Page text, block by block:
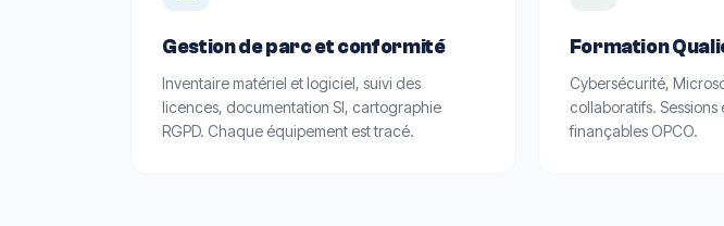
Gestion de parc et conformité
Inventaire matériel et logiciel, suivi des
licences, documentation SI, cartographie
RGPD. Chaque équipement est tracé.
Formation
Cybersécurité,
collaboratifs. Sessions
finançables OPCO.